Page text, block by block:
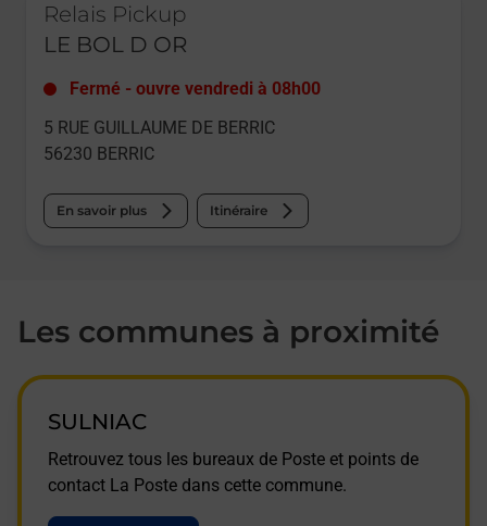
Relais Pickup
LE BOL D OR
Fermé - ouvre vendredi à 08h00
5 RUE GUILLAUME DE BERRIC
56230 BERRIC
En savoir plus Itinéraire
Les communes à proximité
SULNIAC
Retrouvez tous les bureaux de Poste et points de
contact La Poste dans cette commune.